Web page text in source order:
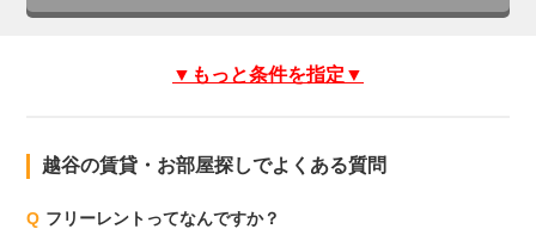
▼もっと条件を指定▼
越谷の賃貸・お部屋探しでよくある質問
Q フリーレントってなんですか？